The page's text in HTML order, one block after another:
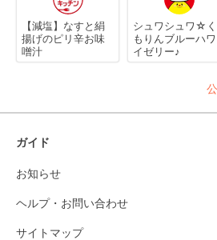
【減塩】なすと絹
揚げのピリ辛お味
噌汁
シュワシュワ☆く
もりんブルーハワ
イゼリー♪
ガイド
お知らせ
ヘルプ・お問い合わせ
サイトマップ